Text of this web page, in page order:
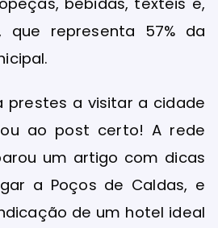
que representa 57% da
prestes a visitar a cidade
ao post certo! A rede
um artigo com dicas
a Poços de Caldas, e
de um hotel ideal